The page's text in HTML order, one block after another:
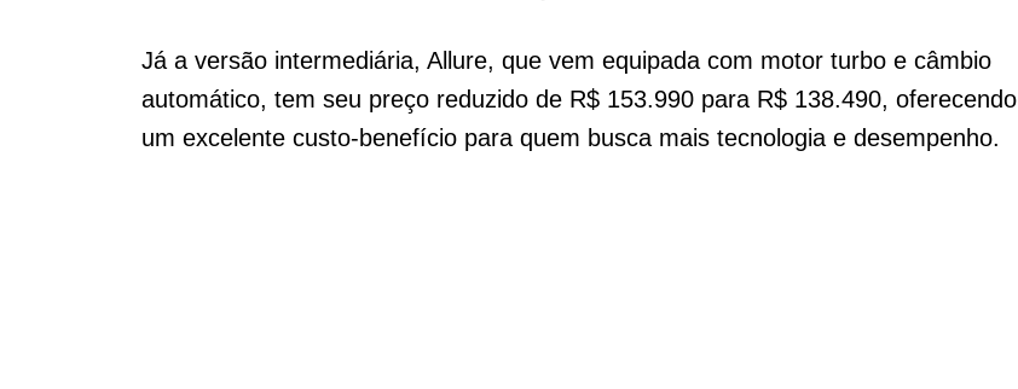
Já a versão intermediária, Allure, que vem equipada com motor turbo e câmbio
automático, tem seu preço reduzido de R$ 153.990 para R$ 138.490, oferecendo
um excelente custo-benefício para quem busca mais tecnologia e desempenho.